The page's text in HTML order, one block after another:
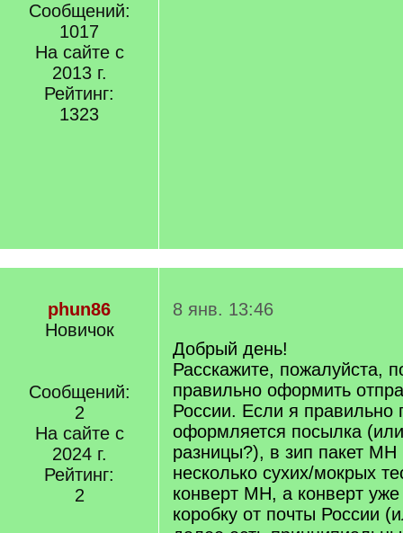
Сообщений:
1017
На сайте с
2013 г.
Рейтинг:
1323
phun86
Новичок
Сообщений:
2
На сайте с
2024 г.
Рейтинг:
2
8 янв. 13:46
Добрый день!
Расскажите, пожалуйста,
правильно оформить
России. Если я правильно
оформляется посылка
разницы?), в зип пакет
несколько сухих/мокрых
конверт MH, а конверт
коробку от почты России